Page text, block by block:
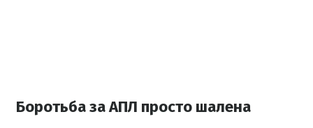
Боротьба за АПЛ просто шалена